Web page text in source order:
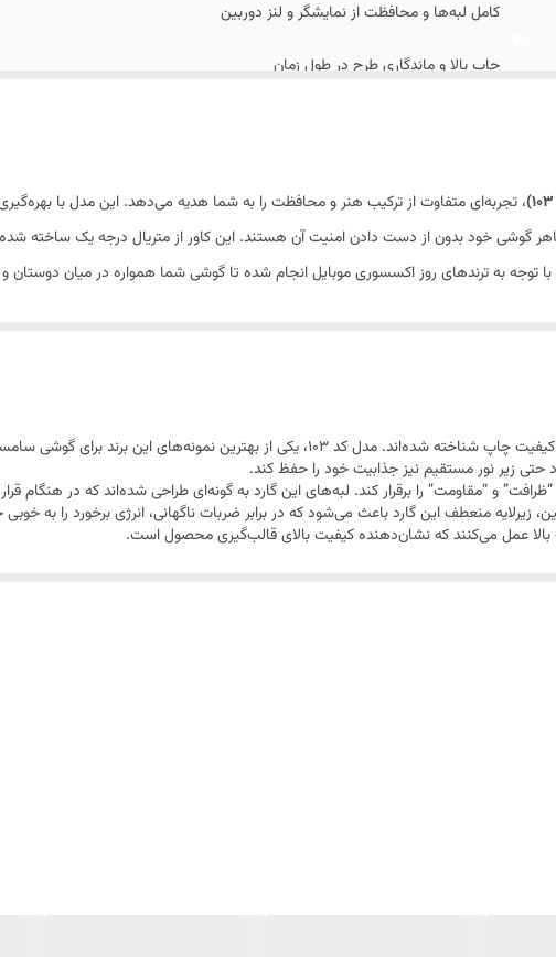
کامل لبه‌ها و محافظت از نمایشگر و لنز دوربین
چاپ بالا و ماندگاری طرح در طول زمان
گوشی خود بدون از دست دادن امنیت آن هستند. این کاور از متریال درجه یک ساخته
با توجه به ترندهای روز اکسسوری موبایل انجام شده تا گوشی شما همواره در میان دوستان و
زیر نور مستقیم نیز جذابیت خود را حفظ کند.
و “مقاومت” را برقرار کند. لبه‌های این گارد به گونه‌ای طراحی شده‌اند که در
منعطف این گارد باعث می‌شود که در برابر ضربات ناگهانی، انرژی برخورد را به
بالا عمل می‌کنند که نشان‌دهنده کیفیت بالای قالب‌گیری محصول است.